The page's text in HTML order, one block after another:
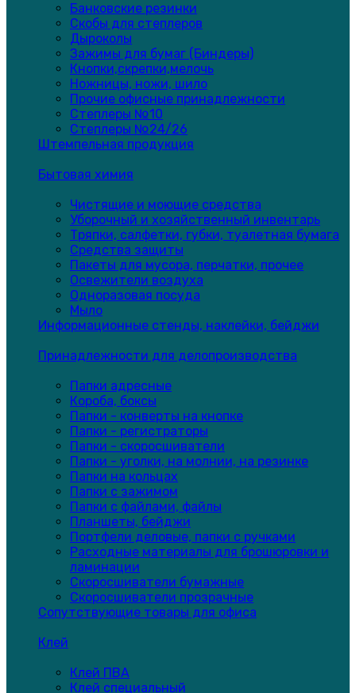
Банковские резинки
Скобы для степлеров
Дыроколы
Зажимы для бумаг (Биндеры)
Кнопки,скрепки,мелочь
Ножницы, ножи, шило
Прочие офисные принадлежности
Степлеры №10
Степлеры №24/26
Штемпельная продукция
Бытовая химия
Чистящие и моющие средства
Уборочный и хозяйственный инвентарь
Тряпки, салфетки, губки, туалетная бумага
Средства защиты
Пакеты для мусора, перчатки, прочее
Освежители воздуха
Одноразовая посуда
Мыло
Информационные стенды, наклейки, бейджи
Принадлежности для делопроизводства
Папки адресные
Короба, боксы
Папки - конверты на кнопке
Папки - регистраторы
Папки - скоросшиватели
Папки - уголки, на молнии, на резинке
Папки на кольцах
Папки с зажимом
Папки с файлами, файлы
Планшеты, бейджи
Портфели деловые, папки с ручками
Расходные материалы для брошюровки и
ламинации
Скоросшиватели бумажные
Скоросшиватели прозрачные
Сопутствующие товары для офиса
Клей
Клей ПВА
Клей специальный